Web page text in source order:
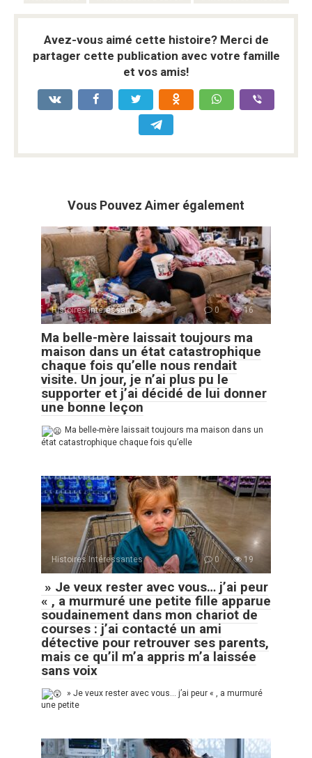
Avez-vous aimé cette histoire? Merci de
partager cette publication avec votre famille
et vos amis!
Vous Pouvez Aimer également
Histoires Intéressantes 0 16
Ma belle-mère laissait toujours ma
maison dans un état catastrophique
chaque fois qu’elle nous rendait
visite. Un jour, je n’ai plus pu le
supporter et j’ai décidé de lui donner
une bonne leçon
Ma belle-mère laissait toujours ma maison dans un
état catastrophique chaque fois qu’elle
Histoires Intéressantes 0 19
» Je veux rester avec vous… j’ai peur
« , a murmuré une petite fille apparue
soudainement dans mon chariot de
courses : j’ai contacté un ami
détective pour retrouver ses parents,
mais ce qu’il m’a appris m’a laissée
sans voix
» Je veux rester avec vous… j’ai peur « , a murmuré
une petite